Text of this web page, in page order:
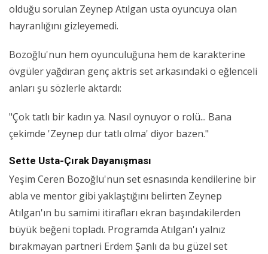
olduğu sorulan Zeynep Atılgan usta oyuncuya olan
hayranlığını gizleyemedi.
Bozoğlu'nun hem oyunculuğuna hem de karakterine
övgüler yağdıran genç aktris set arkasındaki o eğlenceli
anları şu sözlerle aktardı:
"Çok tatlı bir kadın ya. Nasıl oynuyor o rolü... Bana
çekimde 'Zeynep dur tatlı olma' diyor bazen."
Sette Usta-Çırak Dayanışması
Yeşim Ceren Bozoğlu'nun set esnasında kendilerine bir
abla ve mentor gibi yaklaştığını belirten Zeynep
Atılgan'ın bu samimi itirafları ekran başındakilerden
büyük beğeni topladı. Programda Atılgan'ı yalnız
bırakmayan partneri Erdem Şanlı da bu güzel set